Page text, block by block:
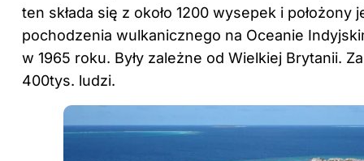
ten składa się z około 1200 wysepek i położony
pochodzenia wulkanicznego na Oceanie
w 1965 roku. Były zależne od Wielkiej Brytanii.
400tys. ludzi.